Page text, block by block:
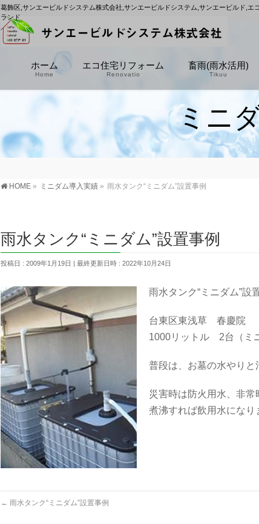
葛飾区,サンエービルドシステム株式会社,サンエービルドシステム,サンエービルド,
ランド
ホーム
Home
エコ住宅リフォーム
Renovatio
畜雨(雨水活用)
Tikuu
ミニ
HOME » ミニダム導入実績 » 雨水タンク“ミニダム”設置事例
雨水タンク“ミニダム”設置事例
投稿日 : 2009年1月19日 最終更新日時 : 2022年10月24日
雨水タンク“ミニダム”設
台東区東浅草 春慶院
1000リットル 2台（ミ
普段は、お墓の水やりと
災害時は防火用水、非常
煮沸すれば飲用水になり
← 雨水タンク“ミニダム”設置事例